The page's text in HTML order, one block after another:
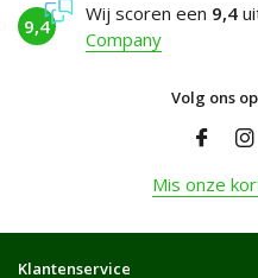
9,4
Wij scoren een 9,4
Company
Volg ons
Mis onze
Klantenservice